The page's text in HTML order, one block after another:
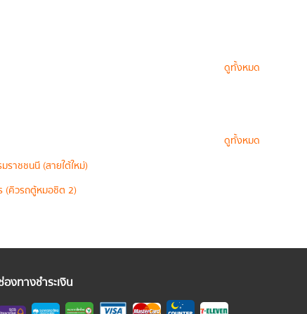
ดูทั้งหมด
ดูทั้งหมด
ราชชนนี (สายใต้ใหม่)
(คิวรถตู้หมอชิต 2)
องทางชำระเงิน